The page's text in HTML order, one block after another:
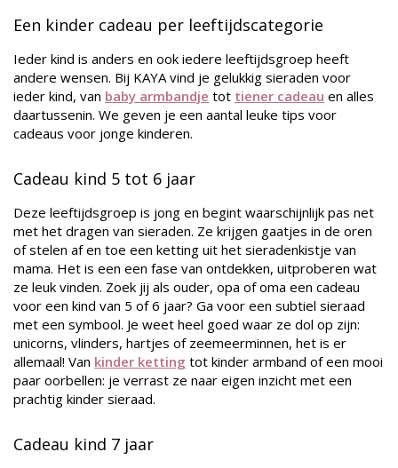
Een kinder cadeau per leeftijdscategorie
Ieder kind is anders en ook iedere leeftijdsgroep heeft
andere wensen. Bij KAYA vind je gelukkig sieraden voor
ieder kind, van baby armbandje tot tiener cadeau en alles
daartussenin. We geven je een aantal leuke tips voor
cadeaus voor jonge kinderen.
Cadeau kind 5 tot 6 jaar
Deze leeftijdsgroep is jong en begint waarschijnlijk pas net
met het dragen van sieraden. Ze krijgen gaatjes in de oren
of stelen af en toe een ketting uit het sieradenkistje van
mama. Het is een een fase van ontdekken, uitproberen wat
ze leuk vinden. Zoek jij als ouder, opa of oma een cadeau
voor een kind van 5 of 6 jaar? Ga voor een subtiel sieraad
met een symbool. Je weet heel goed waar ze dol op zijn:
unicorns, vlinders, hartjes of zeemeerminnen, het is er
allemaal! Van kinder ketting tot kinder armband of een mooi
paar oorbellen: je verrast ze naar eigen inzicht met een
prachtig kinder sieraad.
Cadeau kind 7 jaar